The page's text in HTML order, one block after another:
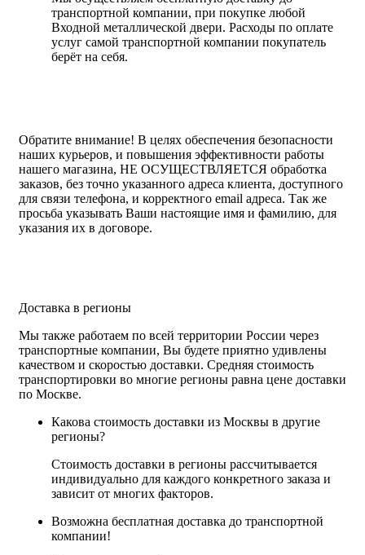
транспортной компании, при покупке любой
Входной металлической двери. Расходы по оплате
услуг самой транспортной компании покупатель
берёт на себя.
Обратите внимание! В целях обеспечения безопасности
наших курьеров, и повышения эффективности работы
нашего магазина, НЕ ОСУЩЕСТВЛЯЕТСЯ обработка
заказов, без точно указанного адреса клиента, доступного
для связи телефона, и корректного email адреса. Так же
просьба указывать Ваши настоящие имя и фамилию, для
указания их в договоре.
Доставка в регионы
Мы также работаем по всей территории России через
транспортные компании, Вы будете приятно удивлены
качеством и скоростью доставки. Средняя стоимость
транспортировки во многие регионы равна цене доставки
по Москве.
Какова стоимость доставки из Москвы в другие
регионы?
Стоимость доставки в регионы рассчитывается
индивидуально для каждого конкретного заказа и
зависит от многих факторов.
Возможна бесплатная доставка до транспортной
компании!